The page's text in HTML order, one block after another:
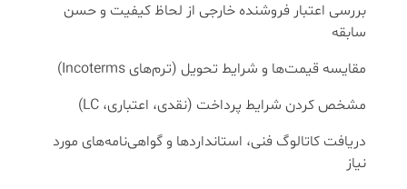
بررسی اعتبار فروشنده خارجی از لحاظ کیفیت و حسن
سابقه
مقایسه قیمت‌ها و شرایط تحویل (ترم‌های Incoterms)
مشخص کردن شرایط پرداخت (نقدی، اعتباری، LC)
دریافت کاتالوگ فنی، استانداردها و گواهی‌نامه‌های مورد
نیاز